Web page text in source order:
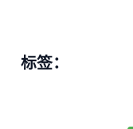
标签：